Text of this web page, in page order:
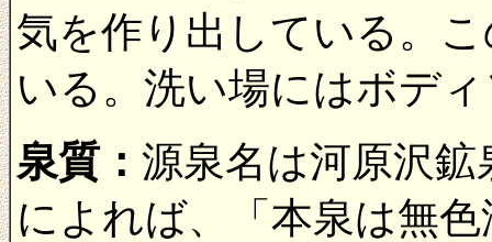
気を作り出している。
いる。洗い場にはボデ
泉質： 源泉名は河原沢
によれば、「本泉は無